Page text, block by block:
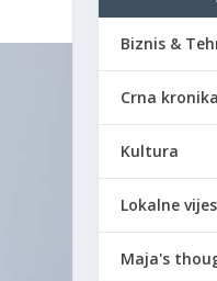
Biznis &
Crna kronika
Kultura
Lokalne
Maja's